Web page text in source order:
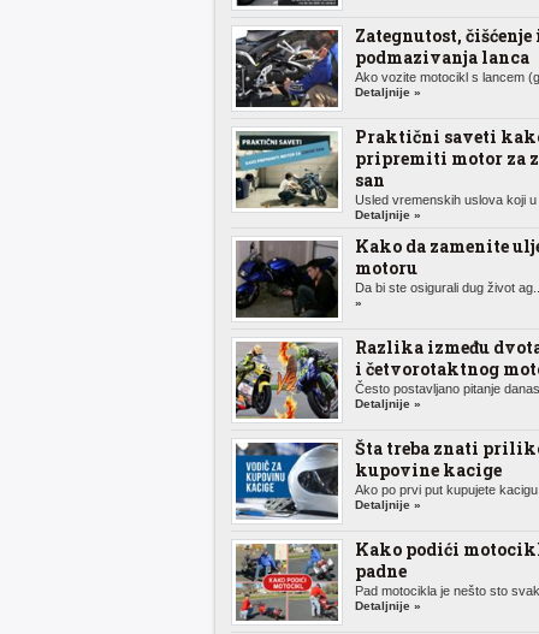
Zategnutost, čišćenje
podmazivanja lanca
Ako vozite motocikl s lancem
Detaljnije »
Praktični saveti
pripremiti motor za
san
Usled vremenskih uslova koji
Detaljnije »
Kako da zamenite
motoru
Da bi ste osigurali dug život
»
Razlika između
i četvorotaktnog
Često postavljano pitanje
Detaljnije »
Šta treba znati
kupovine kacige
Ako po prvi put kupujete
Detaljnije »
Kako podići
padne
Pad motocikla je nešto sto
Detaljnije »